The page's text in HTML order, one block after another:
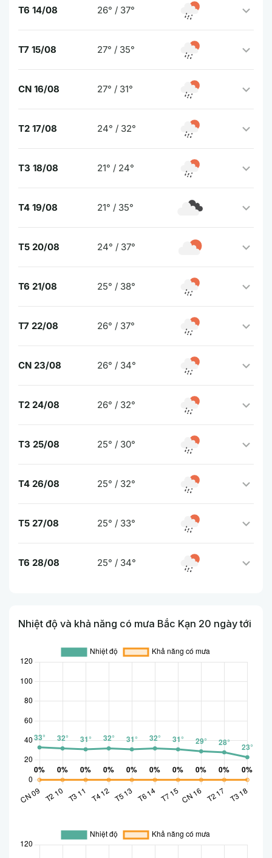
T6 14/08 26° / 37°
T7 15/08 27° / 35°
CN 16/08 27° / 31°
T2 17/08 24° / 32°
T3 18/08 21° / 24°
T4 19/08 21° / 35°
T5 20/08 24° / 37°
T6 21/08 25° / 38°
T7 22/08 26° / 37°
CN 23/08 26° / 34°
T2 24/08 26° / 32°
T3 25/08 25° / 30°
T4 26/08 25° / 32°
T5 27/08 25° / 33°
T6 28/08 25° / 34°
Nhiệt độ và khả năng có mưa Bắc Kạn 20 ngày tới